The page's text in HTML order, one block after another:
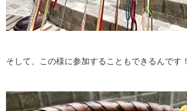
そして、この様に参加することもできるんです！